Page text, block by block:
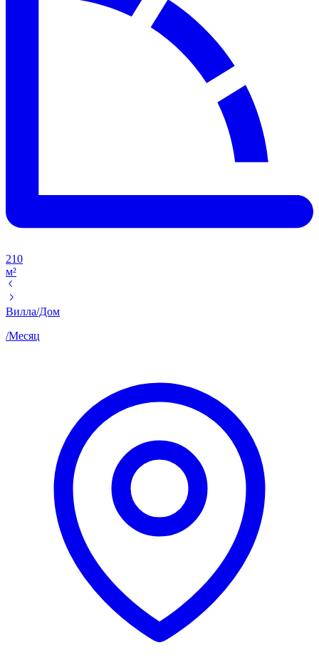
210
м²
Вилла/Дом
/Месяц